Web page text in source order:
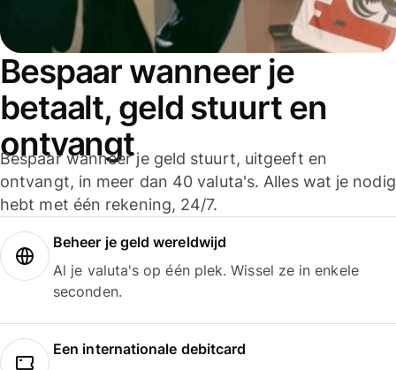
Bespaar wanneer je
betaalt, geld stuurt en
ontvangt
Bespaar wanneer je geld stuurt, uitgeeft en
ontvangt, in meer dan 40 valuta's. Alles wat je nodig
hebt met één rekening, 24/7.
Beheer je geld wereldwijd
Al je valuta's op één plek. Wissel ze in enkele
seconden.
Een internationale debitcard